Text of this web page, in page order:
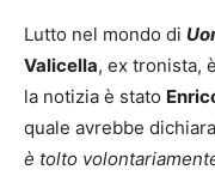
Lutto nel mondo di
Valicella, ex tronista,
la notizia è stato
quale avrebbe
è tolto